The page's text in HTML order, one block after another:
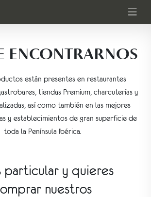
ENCONTRARNOS
están presentes en restaurantes
tiendas Premium, charcuterías y
así como también en las mejores
y establecimientos de gran superficie de
toda la Península Ibérica.
particular y quieres
nuestros